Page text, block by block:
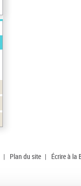
| Plan du site | Écrire à la